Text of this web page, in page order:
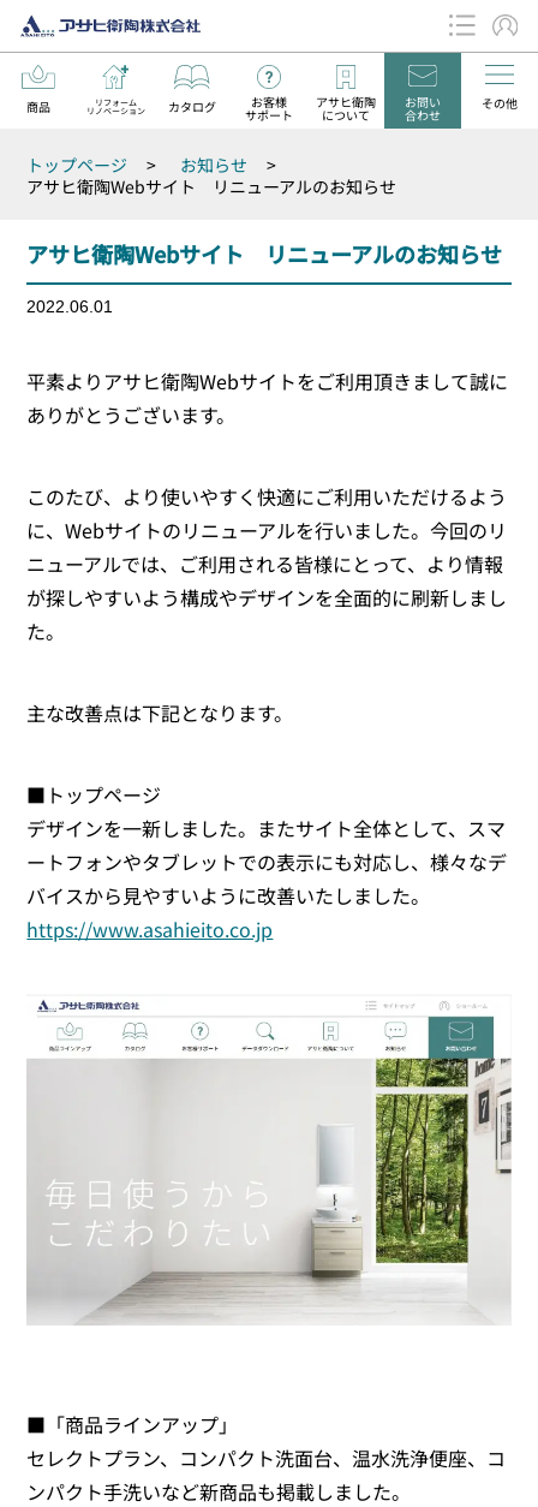
商品 リフォーム
リノベーション カタログ お客様
サポート
アサヒ衛陶
について
お問い
合わせ
その他
トップページ > お知らせ
>
アサヒ衛陶Webサイト リニューアルのお知らせ
アサヒ衛陶Webサイト リニューアルのお知らせ
2022.06.01
平素よりアサヒ衛陶Webサイトをご利用頂きまして誠に
ありがとうございます。
このたび、より使いやすく快適にご利用いただけるよう
に、Webサイトのリニューアルを行いました。今回のリ
ニューアルでは、ご利用される皆様にとって、より情報
が探しやすいよう構成やデザインを全面的に刷新しまし
た。
主な改善点は下記となります。
■トップページ
デザインを一新しました。またサイト全体として、スマ
ートフォンやタブレットでの表示にも対応し、様々なデ
バイスから見やすいように改善いたしました。
https://www.asahieito.co.jp
■「商品ラインアップ」
セレクトプラン、コンパクト洗面台、温水洗浄便座、コ
ンパクト手洗いなど新商品も掲載しました。